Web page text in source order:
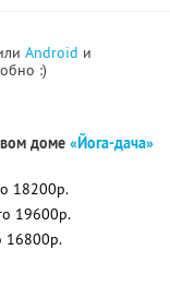
Android и
:)
доме «Йога-дача»
18200р.
19600р.
16800р.